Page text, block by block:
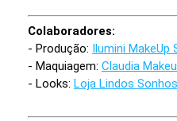
Colaboradores:
- Produção: Ilumini MakeUp
- Maquiagem: Claudia
- Looks: Loja Lindos Sonhos